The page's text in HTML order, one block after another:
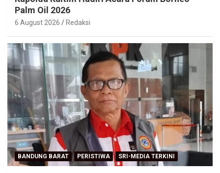
Palm Oil 2026
6 August 2026 Redaksi
BANDUNG BARAT PERISTIWA SRI-MEDIA TERKINI